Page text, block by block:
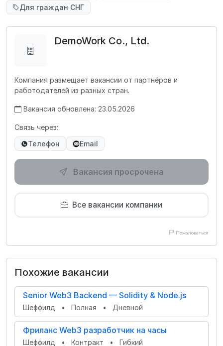
Для граждан СНГ
DemoWork Co., Ltd.
Компания размещает вакансии от партнёров и
работодателей из разных стран.
Вакансия обновлена: 23.05.2026
Связь через:
Телефон
Email
Вакансия просрочена
Все вакансии компании
Пожаловаться
Похожие вакансии
Senior Web3 Backend — Solidity & Node.js
Шеффилд • Полная • Дневной
Фриланс Web3 разработчик на часы
Шеффилд • Контракт • Гибкий